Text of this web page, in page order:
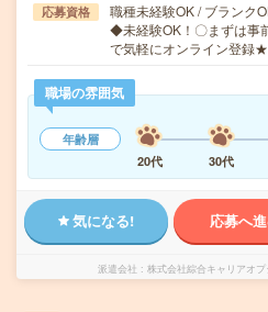
応募資格
職種未経験OK / ブランク
◆未経験OK！〇まずは事
で気軽にオンライン登録
職場の雰囲気
年齢層
20代
30代
気になる! 応募へ
派遣会社 株式会社綜合キャリアオ